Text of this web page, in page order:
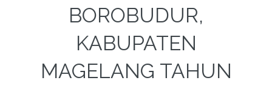
BOROBUDUR,
KABUPATEN
MAGELANG TAHUN